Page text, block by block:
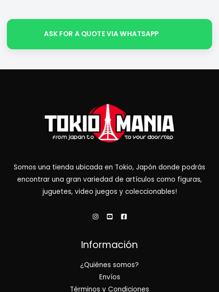
ASK FOR A QUOTE VIA WHATSAPP
Somos una tienda ubicada en Tokio, Japón donde podrás
encontrar una gran variedad de artículos como figuras,
juguetes, video juegos y coleccionables!
Información
¿Quiénes somos?
Envíos
Términos y Condiciones